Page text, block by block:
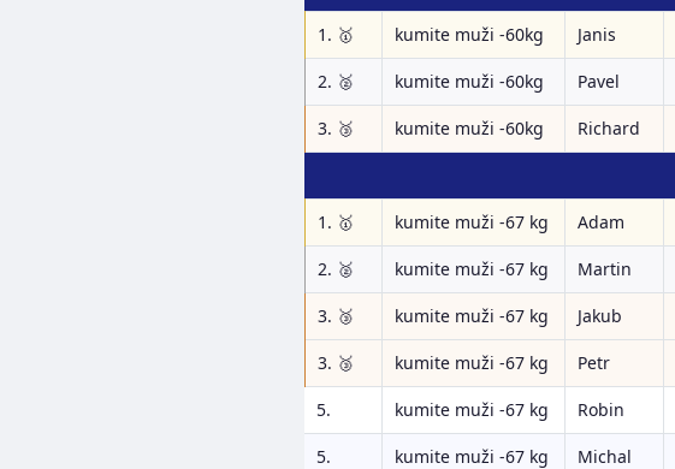
1. 🥇 kumite muži -60kg Janis
2. 🥈 kumite muži -60kg Pavel
3. 🥉 kumite muži -60kg Richard
1. 🥇 kumite muži -67 kg Adam
2. 🥈 kumite muži -67 kg Martin
3. 🥉 kumite muži -67 kg Jakub
3. 🥉 kumite muži -67 kg Petr
5. kumite muži -67 kg Robin
5. kumite muži -67 kg Michal